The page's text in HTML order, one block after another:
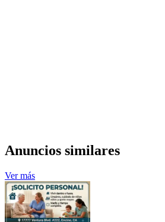
Anuncios similares
Ver más